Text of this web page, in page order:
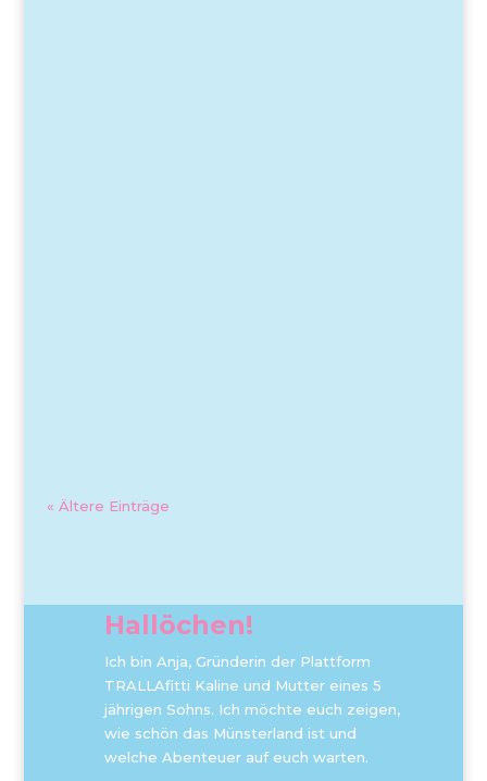
« Ältere Einträge
Hallöchen!
Ich bin Anja, Gründerin der Plattform
TRALLAfitti Kaline und Mutter eines 5
jährigen Sohns. Ich möchte euch zeigen,
wie schön das Münsterland ist und
welche Abenteuer auf euch warten.